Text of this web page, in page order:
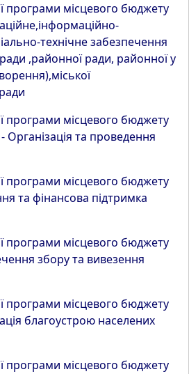
місцевого бюджету
технічне забезпечення
,районної ради, районної у
місцевого бюджету
Організація та проведення
місцевого бюджету
та фінансова підтримка
місцевого бюджету
збору та вивезення
місцевого бюджету
благоустрою населених
місцевого бюджету